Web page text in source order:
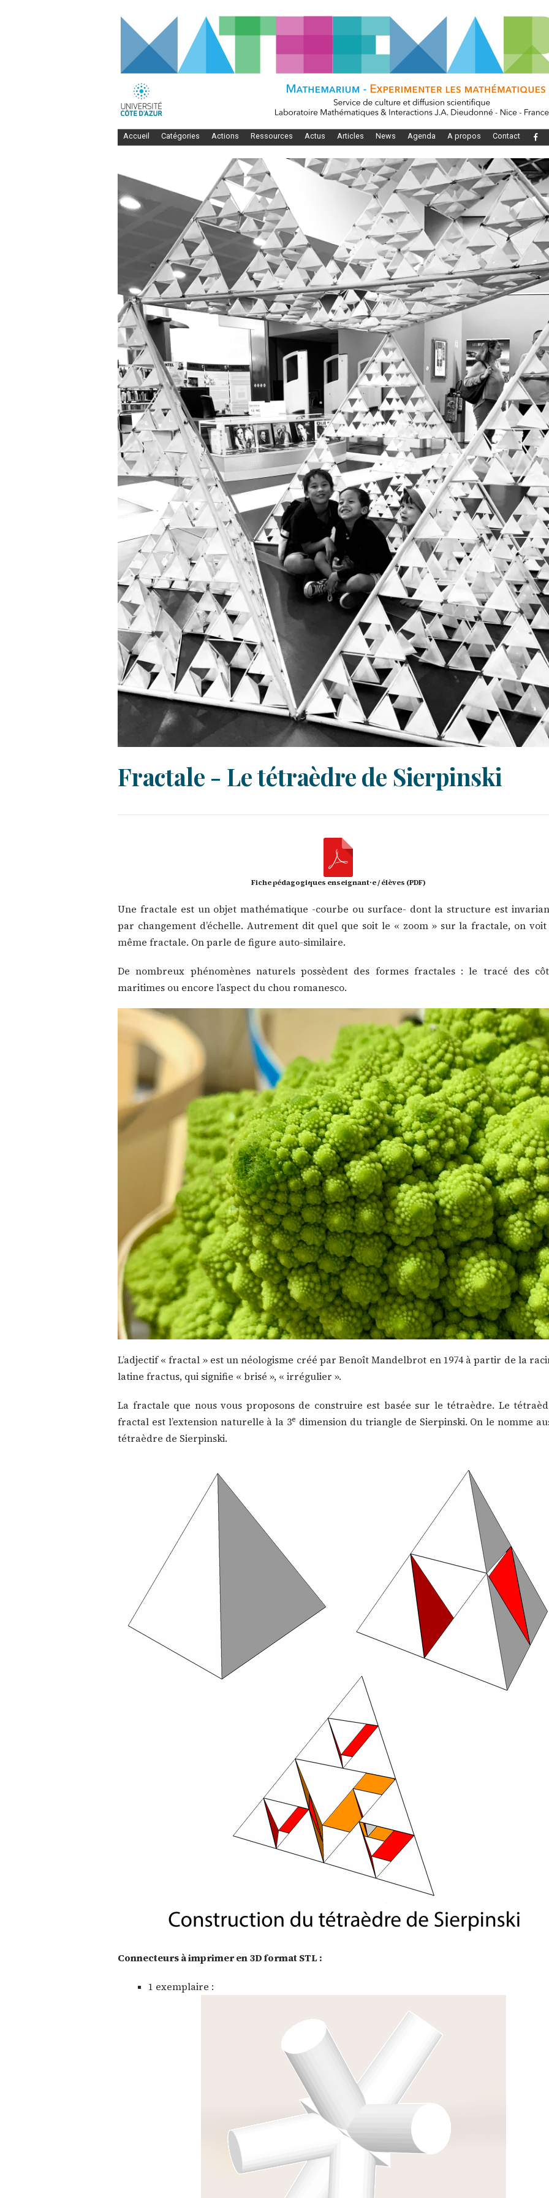
Accueil Catégories Actions Ressources Actus Articles News Agenda A propos Contact
Fractale - Le tétraèdre de Sierpinski
Fiche pédagogiques enseignant·e / élèves (PDF)
Une fractale est un objet mathématique -courbe ou surface- dont la structure est
par changement d’échelle. Autrement dit quel que soit le « zoom » sur la fractale, on
même fractale. On parle de figure auto-similaire.
De nombreux phénomènes naturels possèdent des formes fractales : le tracé des
maritimes ou encore l’aspect du chou romanesco.
L’adjectif « fractal » est un néologisme créé par Benoît Mandelbrot en 1974 à partir de la
latine fractus, qui signifie « brisé », « irrégulier ».
La fractale que nous vous proposons de construire est basée sur le tétraèdre. Le
fractal est l’extension naturelle à la 3e dimension du triangle de Sierpinski. On le nomme
tétraèdre de Sierpinski.
Connecteurs à imprimer en 3D format STL :
1 exemplaire :